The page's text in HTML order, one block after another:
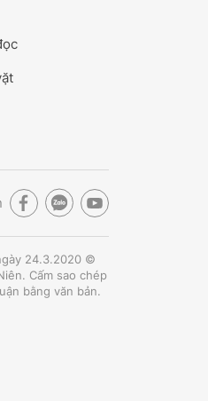
24.3.2020 ©
Cấm sao chép
bằng văn bản.